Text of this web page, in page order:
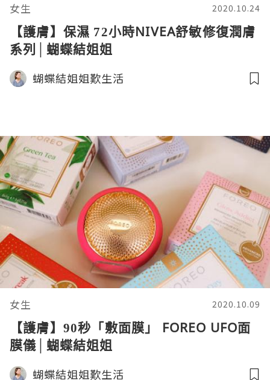
女生 2020.10.24
【護膚】保濕 72小時NIVEA舒敏修復潤膚
系列│蝴蝶結姐姐
蝴蝶結姐姐歎生活
女生 2020.10.09
【護膚】90秒「敷面膜」 FOREO UFO面
膜儀│蝴蝶結姐姐
蝴蝶結姐姐歎生活